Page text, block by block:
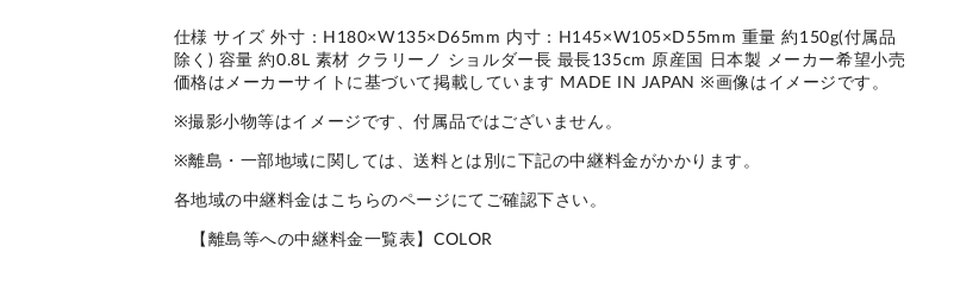
仕様 サイズ 外寸：H180×W135×D65mm 内寸：H145×W105×D55mm 重量 約150g(付属品
除く) 容量 約0.8L 素材 クラリーノ ショルダー長 最長135cm 原産国 日本製 メーカー希望小売
価格はメーカーサイトに基づいて掲載しています MADE IN JAPAN ※画像はイメージです。
※撮影小物等はイメージです、付属品ではございません。
※離島・一部地域に関しては、送料とは別に下記の中継料金がかかります。
各地域の中継料金はこちらのページにてご確認下さい。
【離島等への中継料金一覧表】COLOR